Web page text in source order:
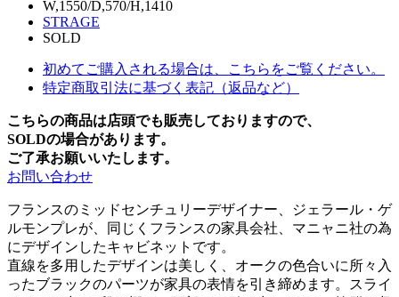
W,1550/D,570/H,1410
STRAGE
SOLD
初めてご購入される場合は、こちらをご覧ください。
特定商取引法に基づく表記（返品など）
こちらの商品は店頭でも販売しておりますので、
SOLDの場合があります。
ご了承お願いいたします。
お問い合わせ
フランスのミッドセンチュリーデザイナー、ジェラール・ゲ
ルモンプレが、同じくフランスの家具会社、マニャニ社の為
にデザインしたキャビネットです。
直線を多用したデザインは美しく、オークの色合いに所々入
ったブラックのパーツが家具の表情を引き締めます。スライ